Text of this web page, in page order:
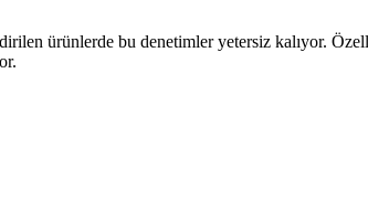
ürünlerde bu denetimler yetersiz kalıyor.